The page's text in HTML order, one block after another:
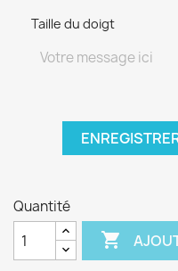
Taille du doigt
Quantité
